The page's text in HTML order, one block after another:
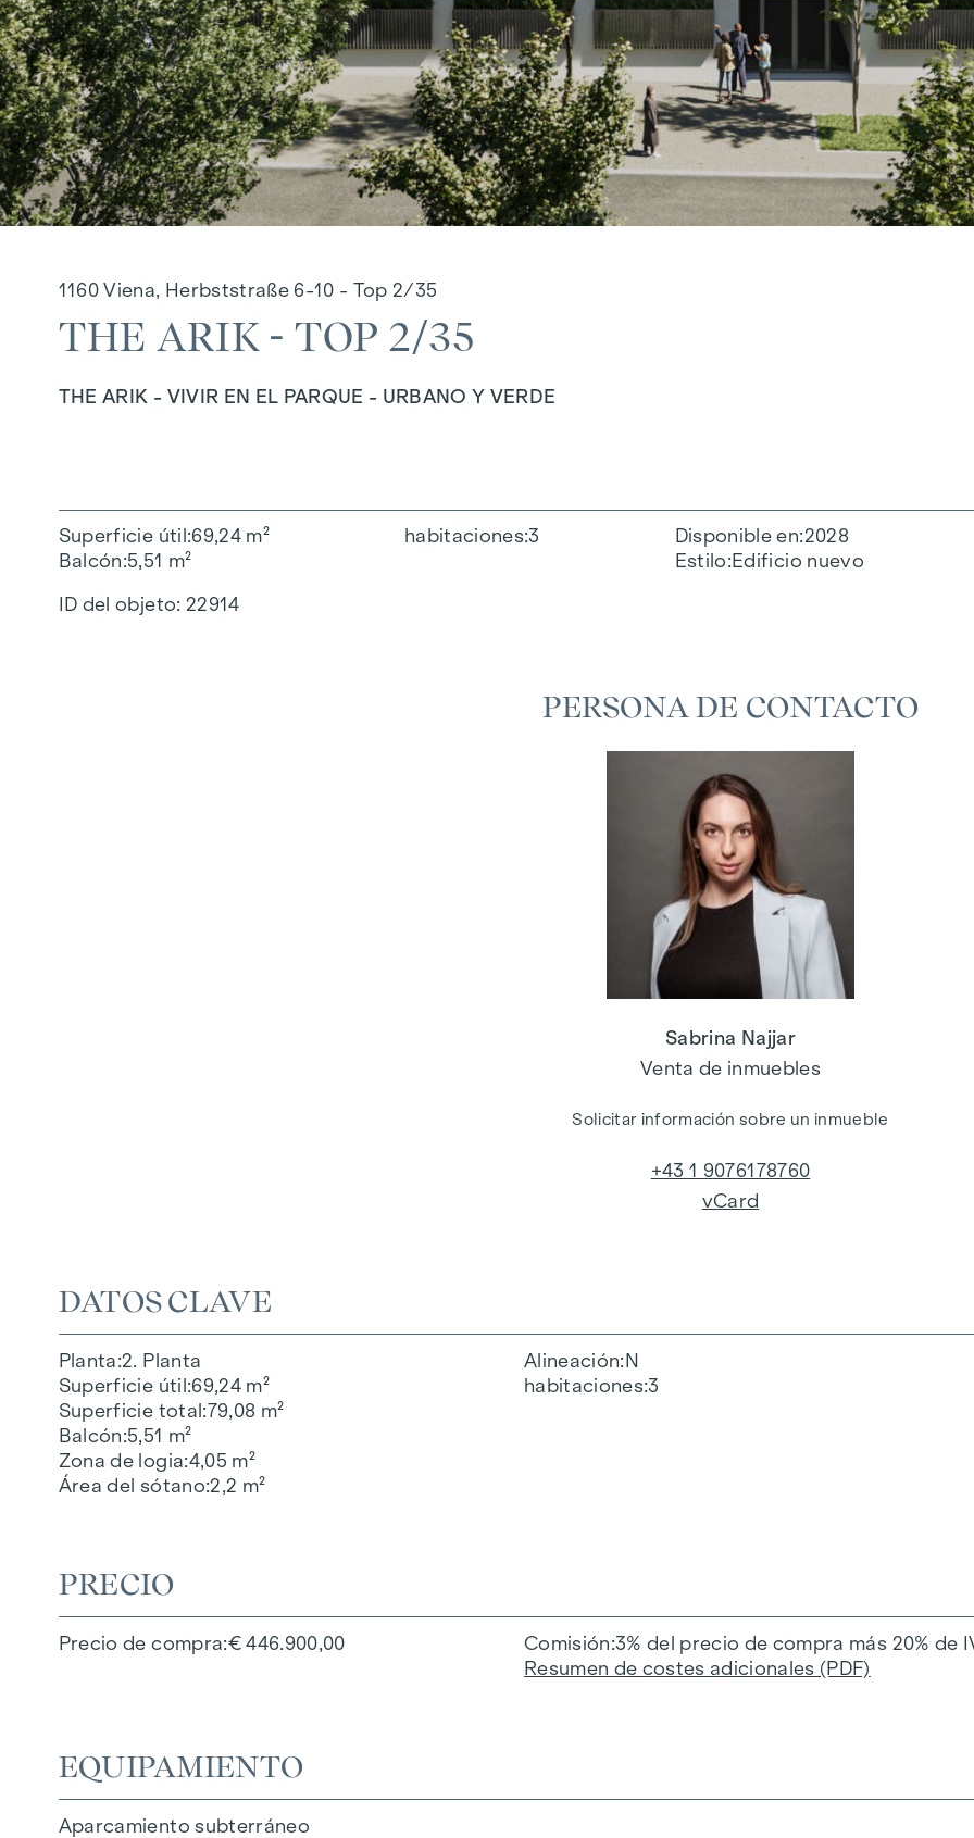
1160 Viena, Herbststraße 6-10 - Top 2/35
THE ARIK - TOP 2/35
THE ARIK - VIVIR EN EL PARQUE - URBANO Y VERDE
Superficie útil 69,24 m²
Balcón 5,51 m²
habitaciones 3 Disponible en 2028
Estilo Edificio nuevo
ID del objeto: 22914
DATOS CLAVE
Planta 2. Planta
Superficie útil 69,24 m²
Superficie total 79,08 m²
Balcón 5,51 m²
Zona de logia 4,05 m²
Área del sótano 2,2 m²
Alineación N
habitaciones 3
PRECIO
Precio de compra € 446.900,00 Comisión 3% del precio de compra más 20% de
Resumen de costes adicionales (PDF)
EQUIPAMIENTO
Aparcamiento subterráneo
PERSONA DE CONTACTO
Sabrina Najjar
Venta de inmuebles
Solicitar información sobre un inmueble
+43 1 9076178760
vCard